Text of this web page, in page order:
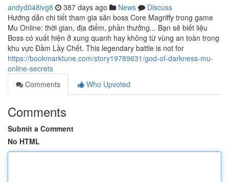
andyd048ivg8 387 days ago News
Discuss
Hướng dẫn chi tiết tham gia săn boss Core Magriffy trong game
Mu Online: thời gian, địa điểm, phần thưởng... Bạn sẽ biết liệu
Boss có xuất hiện ở xung quanh hay không từ vùng an toàn trong
khu vực Đầm Lầy Chết. This legendary battle is not for
https://bookmarktune.com/story19789631/god-of-darkness-mu-
online-secrets
Comments
Who Upvoted
Comments
Submit a Comment
No HTML